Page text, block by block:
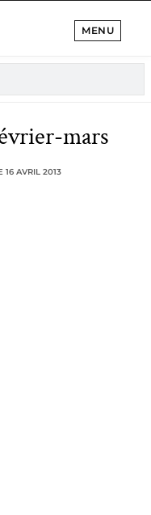
MENU
mars
16 AVRIL 2013